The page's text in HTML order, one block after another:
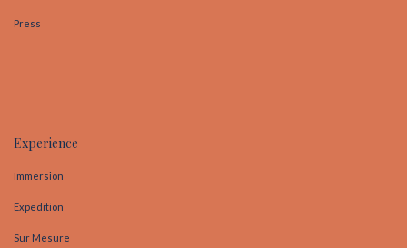
Press
Experience
Immersion
Expedition
Sur Mesure